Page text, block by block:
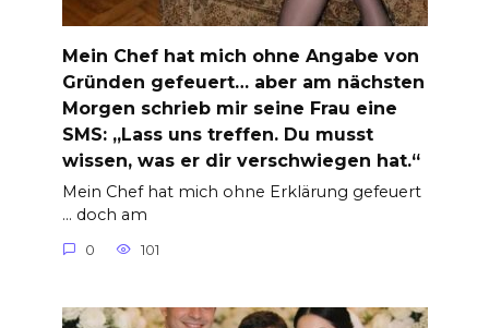
Mein Chef hat mich ohne Angabe von
Gründen gefeuert… aber am nächsten
Morgen schrieb mir seine Frau eine
SMS: „Lass uns treffen. Du musst
wissen, was er dir verschwiegen hat.“
Mein Chef hat mich ohne Erklärung gefeuert
… doch am
0 101